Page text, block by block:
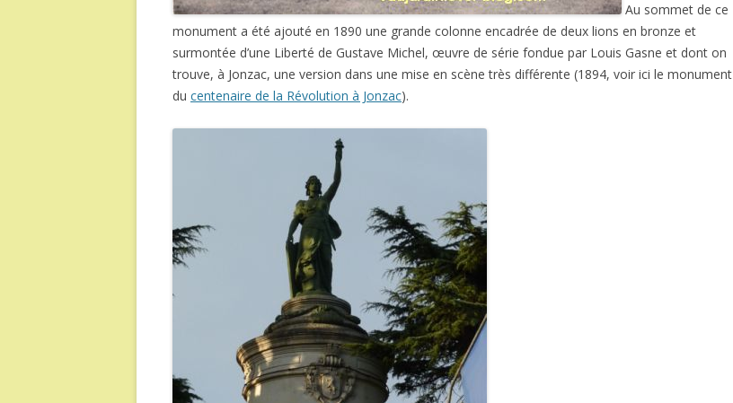
Au sommet de ce
monument a été ajouté en 1890 une grande colonne encadrée de deux lions en bronze et
surmontée d’une Liberté de Gustave Michel, œuvre de série fondue par Louis Gasne et dont on
trouve, à Jonzac, une version dans une mise en scène très différente (1894, voir ici le monument
du centenaire de la Révolution à Jonzac).